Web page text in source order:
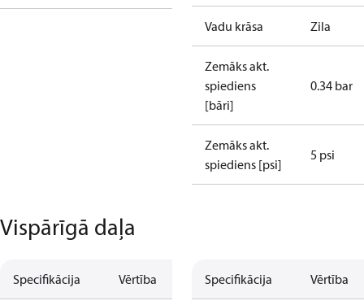
Vadu krāsa Zila
Zemāks akt.
spiediens
[bāri]
0.34 bar
Zemāks akt.
spiediens [psi]
5 psi
Vispārīgā daļa
Specifikācija Vērtība Specifikācija Vērtība